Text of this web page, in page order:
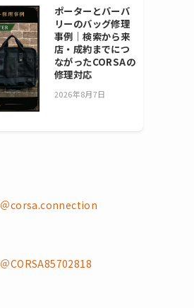
ポーターとバーバ
リーのバッグ修理
事例｜検索から来
店・成約までにつ
ながったCORSAの
修理対応
2026年8月7日
＠corsa.connection
＠CORSA85702818